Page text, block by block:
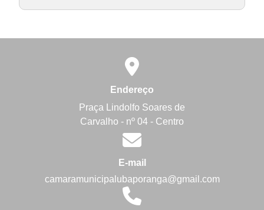
Endereço
Praça Lindolfo Soares de
Carvalho - nº 04 - Centro
E-mail
camaramunicipalubaporanga@gmail.com